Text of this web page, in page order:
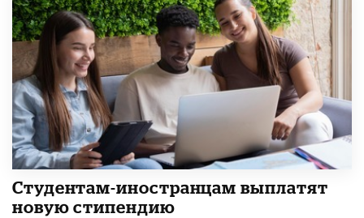
Студентам-иностранцам выплатят
новую стипендию